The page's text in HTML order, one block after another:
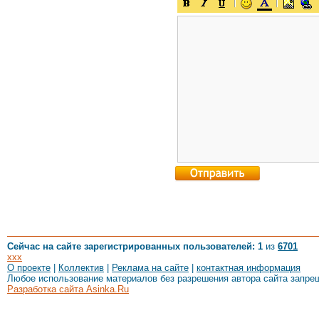
Сейчас на сайте зарегистрированных пользователей: 1 из 6701
xxx
О проекте
Коллектив Реклама на сайте
контактная информация
Любое использование материалов без разрешения автора сайта
Разработка сайта Asinka.Ru